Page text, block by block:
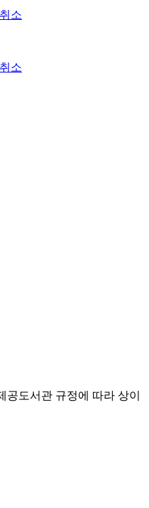
취소
취소
도서관 규정에 따라 상이